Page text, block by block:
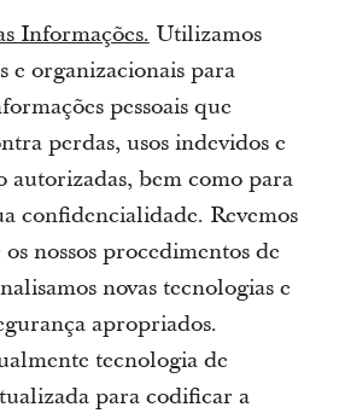
Informações.Utilizamos
e organizacionais para
pessoais que
perdas, usos indevidos e
autorizadas, bem como para
confidencialidade. Revemos
nossos procedimentos de
novas tecnologias e
apropriados.
tecnologia de
para codificar a